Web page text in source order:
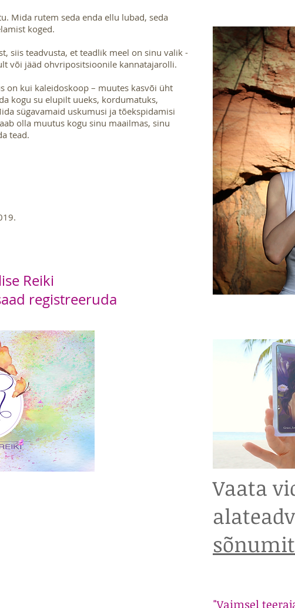
Mida rutem seda enda ellu lubad, seda
koged.
siis teadvusta, et teadlik meel on sinu valik -
või jääd ohvripositsioonile kannatajarolli.
on kui kaleidoskoop – muutes kasvõi üht
kogu su elupilt uueks, kordumatuks,
sügavamaid uskumusi ja tõekspidamisi
olla muutus kogu sinu maailmas, sinu
tead.
Reiki
registreeruda
Vaata
"Vaimsel